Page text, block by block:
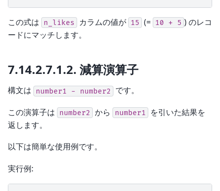
この式は n_likes カラムの値が 15 (= 10 + 5 ) のレコ
ードにマッチします。
7.14.2.7.1.2. 減算演算子
構文は number1 - number2 です。
この演算子は number2 から number1
を引いた結果を
返します。
以下は簡単な使用例です。
実行例: